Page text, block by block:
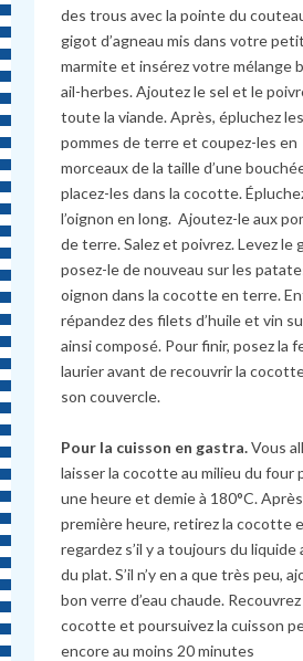
des trous avec la pointe du
gigot d’agneau mis dans votre
marmite et insérez votre mélange
ail-herbes. Ajoutez le sel et le
toute la viande. Après, épluchez les
pommes de terre et coupez-les en
morceaux de la taille d’une
placez-les dans la cocotte.
l’oignon en long. Ajoutez-le aux
de terre. Salez et poivrez. Levez le
posez-le de nouveau sur les
oignon dans la cocotte en terre.
répandez des filets d’huile et vin
ainsi composé. Pour finir, posez la
laurier avant de recouvrir la
son couvercle.
Pour la cuisson en gastra.Vous
laisser la cocotte au milieu du four
une heure et demie à 180°C.
première heure, retirez la cocotte
regardez s’il y a toujours du liquide
du plat. S’il n’y en a que très peu,
bon verre d’eau chaude. Recouvrez
cocotte et poursuivez la cuisson
encore au moins 20 minutes